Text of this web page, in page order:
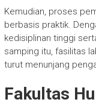
Kemudian, proses
berbasis praktik.
kedisiplinan tinggi
samping itu, fasilitas
turut menunjang
Fakultas